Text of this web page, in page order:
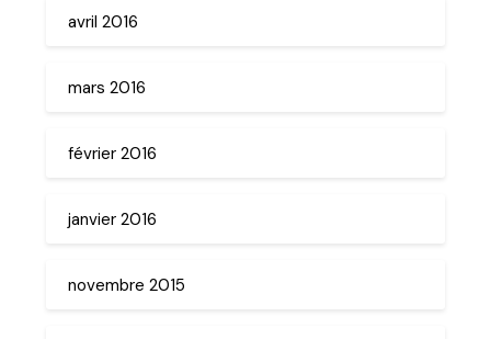
avril 2016
mars 2016
février 2016
janvier 2016
novembre 2015